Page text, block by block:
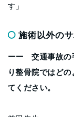
す」
施術以外の
ーー 交通事故の
り整骨院ではど
てください。